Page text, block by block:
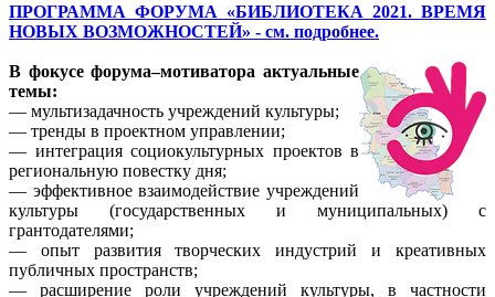
ПРОГРАММА ФОРУМА «БИБЛИОТЕКА 2021. ВРЕМЯ
НОВЫХ ВОЗМОЖНОСТЕЙ» - см. подробнее.
В фокусе форума–мотиватора актуальные
темы:
— мультизадачность учреждений культуры;
— тренды в проектном управлении;
— интеграция социокультурных проектов в
региональную повестку дня;
— эффективное взаимодействие учреждений
культуры (государственных и муниципальных) с
грантодателями;
— опыт развития творческих индустрий и креативных
публичных пространств;
— расширение роли учреждений культуры, в частности